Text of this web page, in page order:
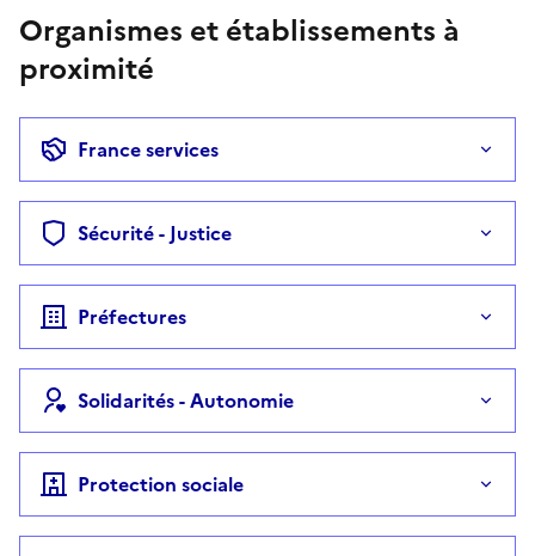
Organismes et établissements à
proximité
France services
Sécurité - Justice
Préfectures
Solidarités - Autonomie
Protection sociale